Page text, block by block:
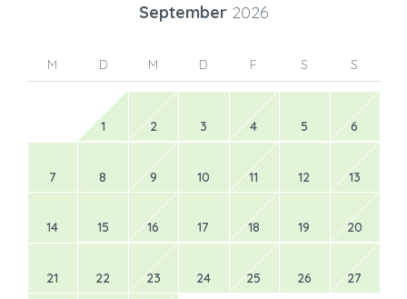
September 2026
M D M D F S S
1 2 3 4 5 6
7 8 9 10 11 12 13
14 15 16 17 18 19 20
21 22 23 24 25 26 27